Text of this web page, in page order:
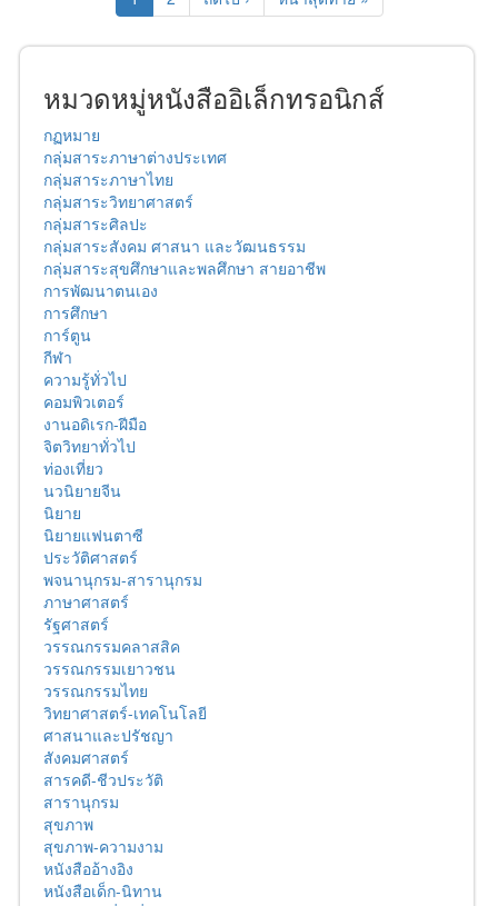
หมวดหมู่หนังสืออิเล็กทรอนิกส์
กฏหมาย
กลุ่มสาระภาษาต่างประเทศ
กลุ่มสาระภาษาไทย
กลุ่มสาระวิทยาศาสตร์
กลุ่มสาระศิลปะ
กลุ่มสาระสังคม ศาสนา และวัฒนธรรม
กลุ่มสาระสุขศึกษาและพลศึกษา สายอาชีพ
การพัฒนาตนเอง
การศึกษา
การ์ตูน
กีฬา
ความรู้ทั่วไป
คอมพิวเตอร์
งานอดิเรก-ฝีมือ
จิตวิทยาทั่วไป
ท่องเที่ยว
นวนิยายจีน
นิยาย
นิยายแฟนตาซี
ประวัติศาสตร์
พจนานุกรม-สารานุกรม
ภาษาศาสตร์
รัฐศาสตร์
วรรณกรรมคลาสสิค
วรรณกรรมเยาวชน
วรรณกรรมไทย
วิทยาศาสตร์-เทคโนโลยี
ศาสนาและปรัชญา
สังคมศาสตร์
สารคดี-ชีวประวัติ
สารานุกรม
สุขภาพ
สุขภาพ-ความงาม
หนังสืออ้างอิง
หนังสือเด็ก-นิทาน